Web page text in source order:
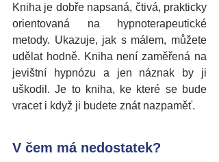
Kniha je dobře napsaná, čtivá, prakticky
orientovaná na hypnoterapeutické
metody. Ukazuje, jak s málem, můžete
udělat hodně. Kniha není zaměřená na
jevištní hypnózu a jen náznak by ji
uškodil. Je to kniha, ke které se bude
vracet i když ji budete znát nazpaměť.
V čem má nedostatek?